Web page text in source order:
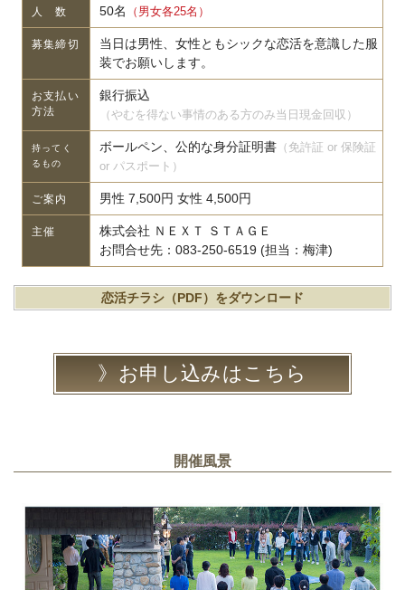
人 数 50名 （男女各25名）
募集締切
当日は男性、女性ともシックな恋活を意識した服
装でお願いします。
お支払い
方法
銀行振込
（やむを得ない事情のある方のみ当日現金回収）
持ってく
るもの
ボールペン、公的な身分証明書（免許証 or 保険証
or パスポート）
ご案内 男性 7,500円 女性 4,500円
主催
株式会社 ＮＥＸＴ ＳＴＡＧＥ
お問合せ先：083-250-6519 (担当：梅津)
恋活チラシ（PDF）をダウンロード
お申し込みはこちら
開催風景